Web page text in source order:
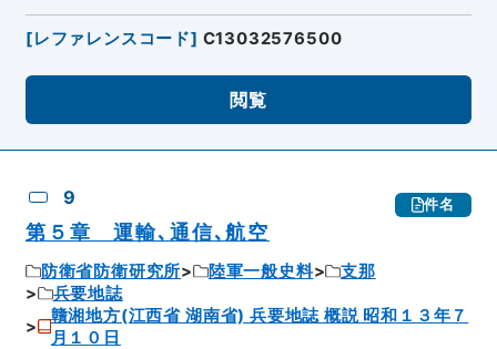
[レファレンスコード] C13032576500
閲覧
9 件名
第５章 運輸､通信､航空
防衛省防衛研究所 陸軍一般史料
支那
兵要地誌
贛湘地方(江西省 湖南省) 兵要地誌 概説 昭和１３年７
月１０日